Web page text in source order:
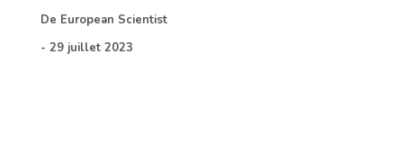
De European Scientist
- 29 juillet 2023